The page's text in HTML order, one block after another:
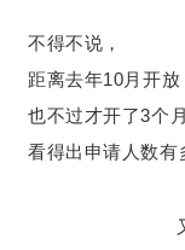
不得不说，
距离去年10月开放
也不过才开了3个
看得出申请人数有